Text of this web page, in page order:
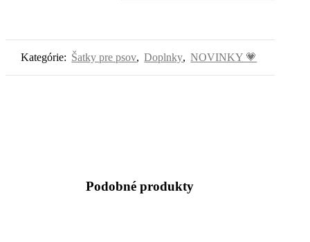
Kategórie: Šatky pre psov, Doplnky, NOVINKY 💗
Podobné produkty